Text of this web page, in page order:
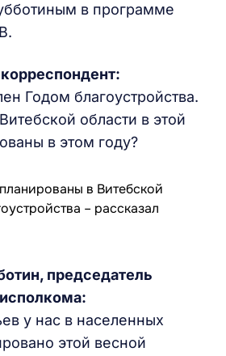
в программе
Годом благоустройства.
области в этой
в этом году?
председатель
у нас в населенных
этой весной